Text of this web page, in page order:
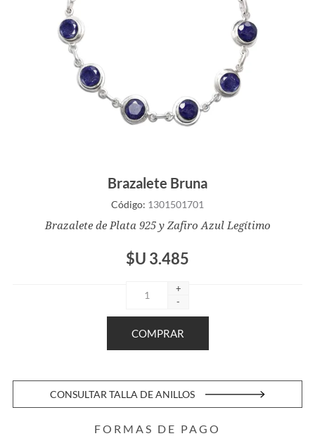
Brazalete Bruna
Código: 1301501701
Brazalete de Plata 925 y Zafiro Azul Legítimo
$U 3.485
+
-
CONSULTAR TALLA DE ANILLOS
FORMAS DE PAGO